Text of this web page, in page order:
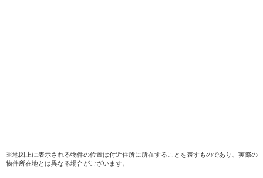
※地図上に表示される物件の位置は付近住所に所在することを表すものであり、実際の
物件所在地とは異なる場合がございます。